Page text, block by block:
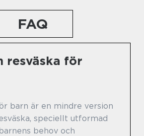
FAQ
resväska för
barn är en mindre version
speciellt utformad
behov och